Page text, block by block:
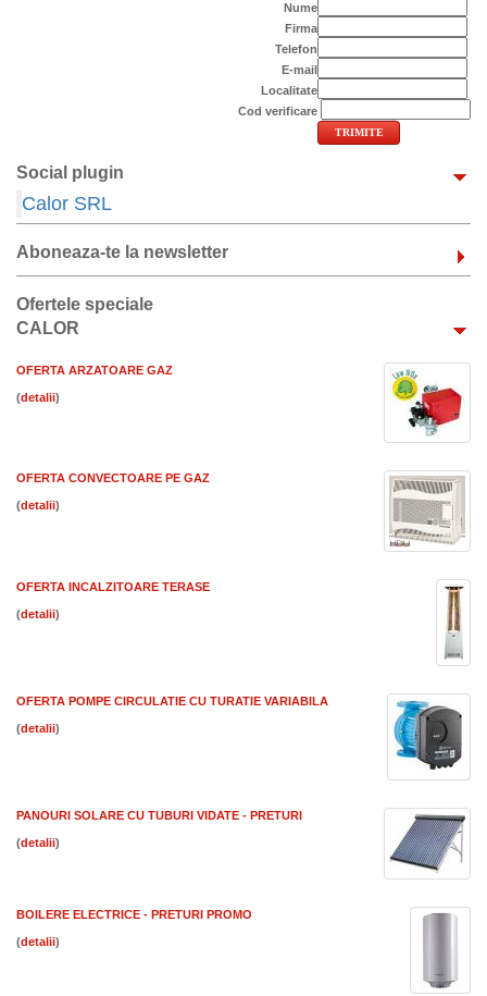
Nume
Firma
Telefon
E-mail
Localitate
Cod verificare
Social plugin
Calor SRL
Aboneaza-te la newsletter
Ofertele speciale
CALOR
OFERTA ARZATOARE GAZ
( )
OFERTA CONVECTOARE PE GAZ
( )
OFERTA INCALZITOARE TERASE
( )
OFERTA POMPE CIRCULATIE CU TURATIE VARIABILA
( )
PANOURI SOLARE CU TUBURI VIDATE - PRETURI
( )
BOILERE ELECTRICE - PRETURI PROMO
( )